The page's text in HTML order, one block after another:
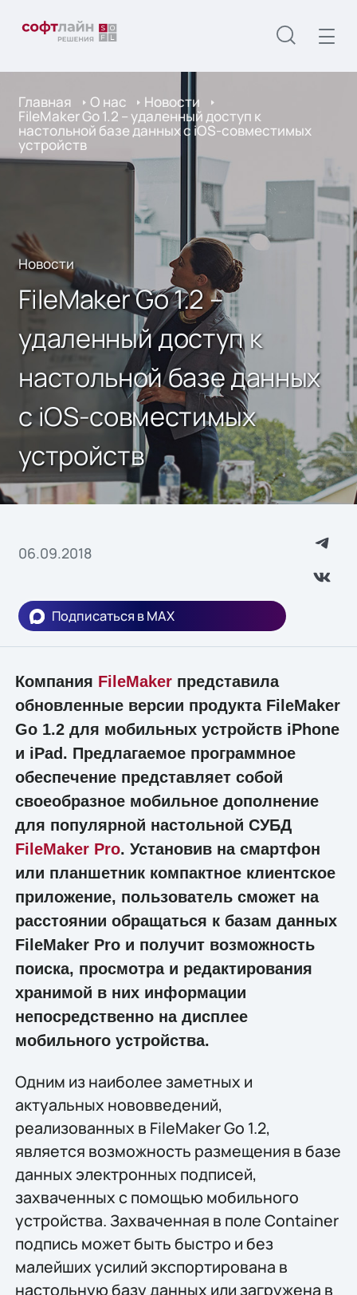
Главная О нас Новости
FileMaker Go 1.2 – удаленный доступ к
настольной базе данных с iOS-совместимых
устройств
Новости
FileMaker Go 1.2 –
удаленный доступ к
настольной базе данных
с iOS-совместимых
устройств
06.09.2018
Подписаться в MAX
Компания FileMakerпредставила
обновленные версии продукта FileMaker
Go 1.2 для мобильных устройств iPhone
и iPad. Предлагаемое программное
обеспечение представляет собой
своеобразное мобильное дополнение
для популярной настольной СУБД
FileMaker Pro. Установив на смартфон
или планшетник компактное клиентское
приложение, пользователь сможет на
расстоянии обращаться к базам данных
FileMaker Pro и получит возможность
поиска, просмотра и редактирования
хранимой в них информации
непосредственно на дисплее
мобильного устройства.
Одним из наиболее заметных и
актуальных нововведений,
реализованных в FileMaker Go 1.2,
является возможность размещения в базе
данных электронных подписей,
захваченных с помощью мобильного
устройства. Захваченная в поле Сontainer
подпись может быть быстро и без
малейших усилий экспортирована в
настольную базу данных или загружена в